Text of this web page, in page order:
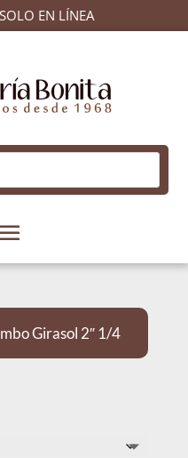
EN LÍNEA
Girasol 2″ 1/4